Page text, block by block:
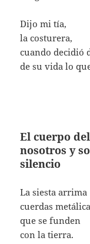
Dijo mi tía,
la costurera,
cuando decidió
de su vida lo
El cuerpo
nosotros y
silencio
La siesta arrima
cuerdas
que se funden
con la tierra.